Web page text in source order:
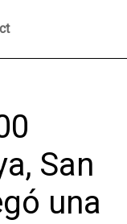
San
una